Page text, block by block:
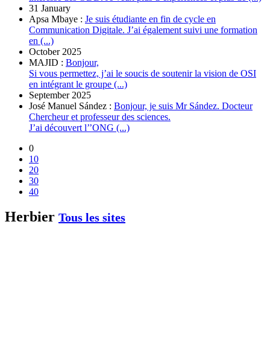
31 January
Apsa Mbaye : Je suis étudiante en fin de cycle en
Communication Digitale. J’ai également suivi une formation
en (...)
October 2025
MAJID : Bonjour,
Si vous permettez, j’ai le soucis de soutenir la vision de OSI
en intégrant le groupe (...)
September 2025
José Manuel Sández : Bonjour, je suis Mr Sández. Docteur
Chercheur et professeur des sciences.
J’ai découvert l’’ONG (...)
0
10
20
30
40
Herbier Tous les sites